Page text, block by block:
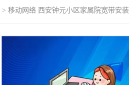
> 移动网络 西安钟元小区家属院宽带安